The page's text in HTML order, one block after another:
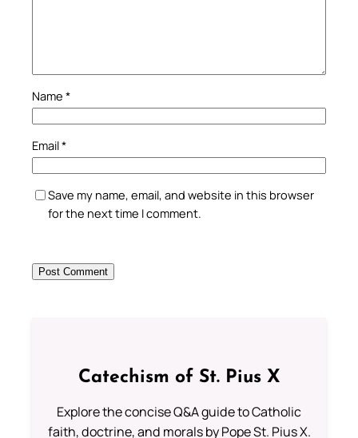
Name *
Email*
Save my name, email, and website in this browser
for the next time I comment.
Catechism of St. Pius X
Explore the concise Q&A guide to Catholic
faith, doctrine, and morals by Pope St. Pius X.